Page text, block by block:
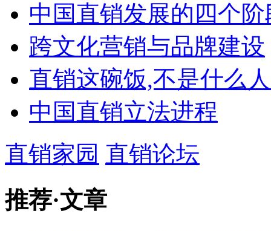
中国直销发展的四个
跨文化营销与品牌建设
直销这碗饭,不是什么
中国直销立法进程
直销家园 直销论坛
推荐·文章